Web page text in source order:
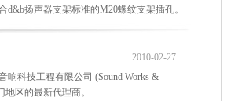
扬声器支架标准的M20螺纹支架插孔。
2010-02-27
响科技工程有限公司 (Sound Works &
地区的最新代理商。